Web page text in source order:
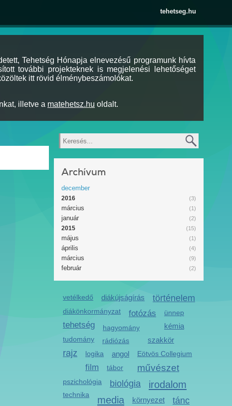
tehetseg.hu
Tehetség Hónapja elnevezésű programunk hívta
további projekteknek is megjelenési lehetőséget
itt rövid élménybeszámolókat.
illetve a matehetsz.hu oldalt.
Keresés
Archívum
december
(3)
2016
(1)
március
(2)
január
(15)
2015
(1)
május
(4)
április
(9)
március
(2)
február
vetélkedő diákújságírás
diákönkormányzat
történelem
fotózás
tehetség
hagyomány
ünnep
kémia
tudomány szakkör
rádiózás
rajz logika angol Eötvös Collegium
művészet
film
pszichológia biológia
tábor
irodalom
technika media környezet tánc